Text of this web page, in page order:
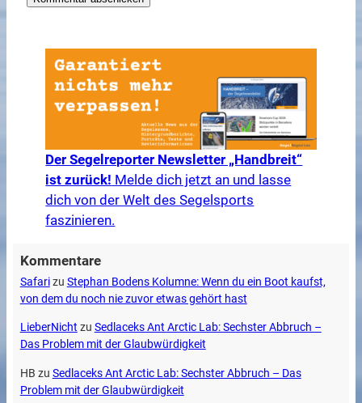
Der Segelreporter Newsletter „Handbreit“
ist zurück! Melde dich jetzt an und lasse
dich von der Welt des Segelsports
faszinieren.
Kommentare
Safarizu Stephan Bodens Kolumne: Wenn du ein Boot kaufst,
von dem du noch nie zuvor etwas gehört hast
LieberNicht zu Sedlaceks Ant Arctic Lab: Sechster Abbruch –
Das Problem mit der Glaubwürdigkeit
HB zu Sedlaceks Ant Arctic Lab: Sechster Abbruch – Das
Problem mit der Glaubwürdigkeit